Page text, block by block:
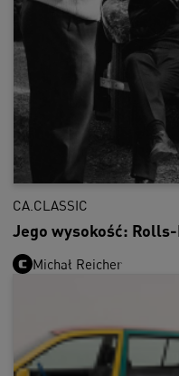
CA.CLASSIC
Jego wysokość:
Michał Reicher